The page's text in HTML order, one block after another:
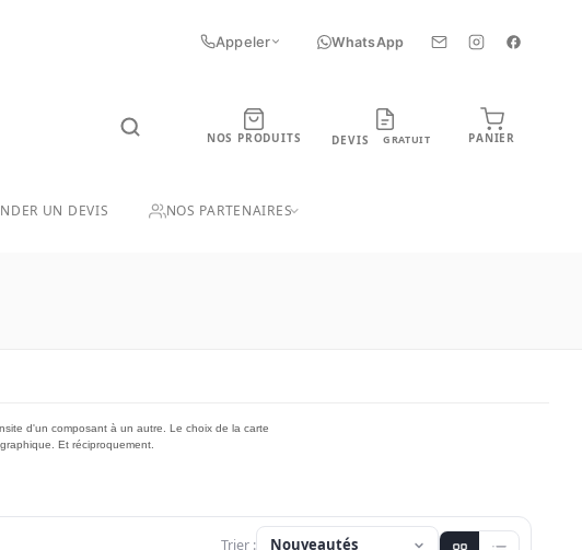
Appeler WhatsApp
NOS PRODUITS DEVIS GRATUIT PANIER
UN DEVIS NOS PARTENAIRES
d'un composant à un autre. Le choix de la carte
Et réciproquement.
Trier :